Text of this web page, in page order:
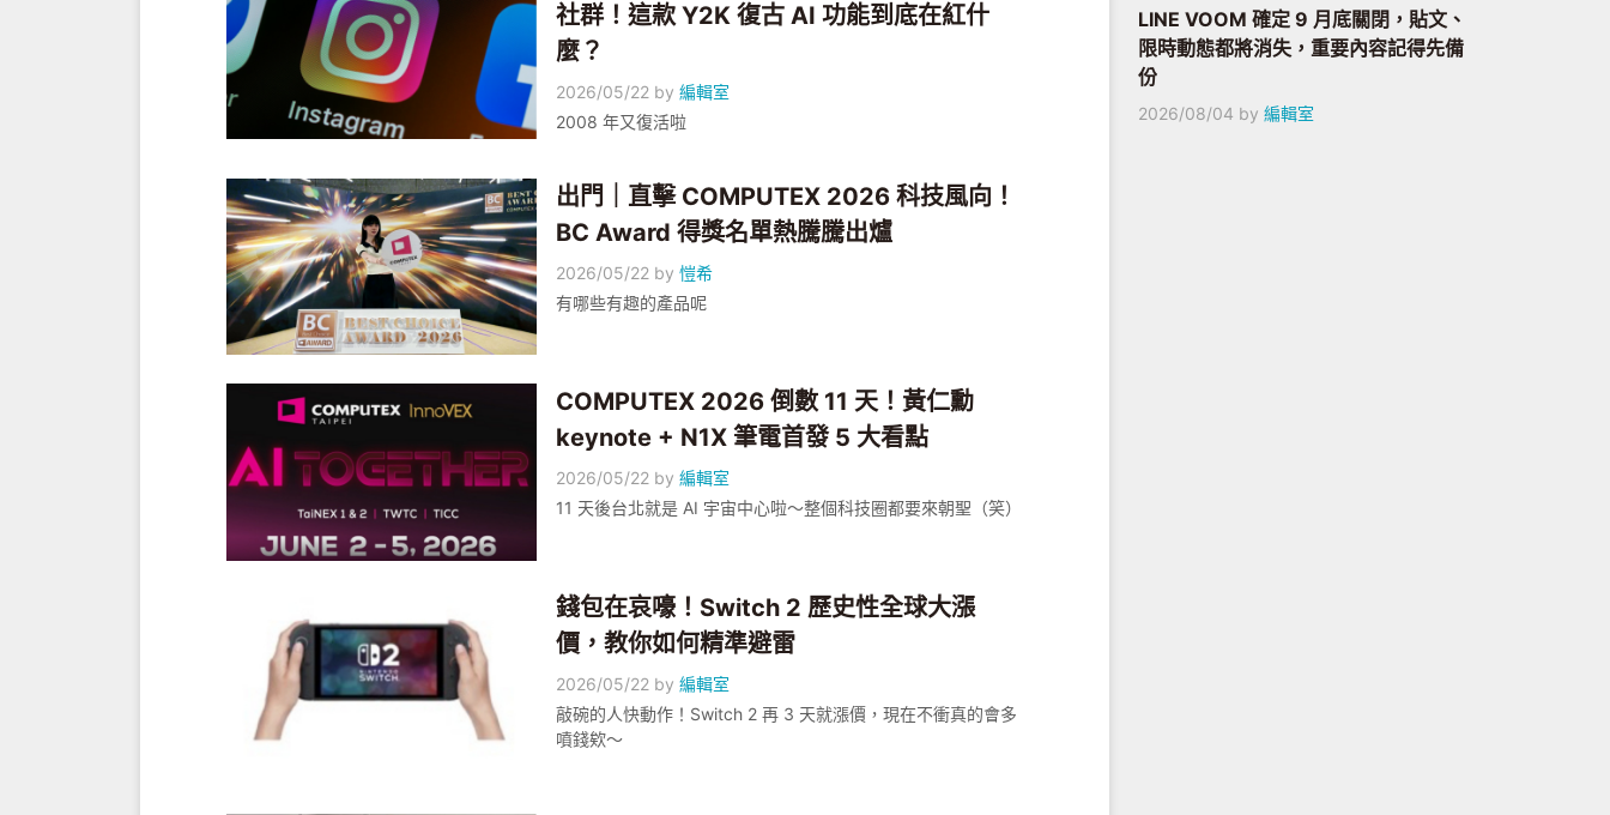
社群！這款 Y2K 復古 AI 功能到底在紅什
麼？
2026/05/22 by編輯室
2008 年又復活啦
出門｜直擊 COMPUTEX 2026 科技風向！
BC Award 得獎名單熱騰騰出爐
2026/05/22 by愷希
有哪些有趣的產品呢
COMPUTEX 2026 倒數 11 天！黃仁勳
keynote + N1X 筆電首發 5 大看點
2026/05/22 by編輯室
11 天後台北就是 AI 宇宙中心啦～整個科技圈都要來朝聖（笑）
錢包在哀嚎！Switch 2 歷史性全球大漲
價，教你如何精準避雷
2026/05/22 by編輯室
敲碗的人快動作！Switch 2 再 3 天就漲價，現在不衝真的會多
噴錢欸～
LINE VOOM 確定 9 月底關閉，貼文、
限時動態都將消失，重要內容記得先備
份
2026/08/04 by 編輯室